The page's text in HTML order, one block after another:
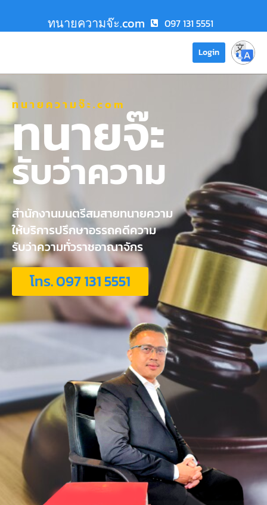
ทนายความจ๊ะ.com 097 131 5551
Login
ทนายความจ๊ะ.com
ทนายจ๊ะ
รับว่าความ
สำนักงานมนตรีสมสายทนายความ
ให้บริการปรึกษาอรรถคดีความ
รับว่าความทั่วราชอาณาจักร
โทร. 097 131 5551